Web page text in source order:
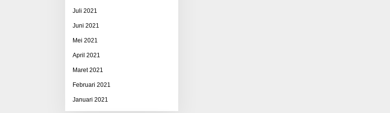
Juli 2021
Juni 2021
Mei 2021
April 2021
Maret 2021
Februari 2021
Januari 2021